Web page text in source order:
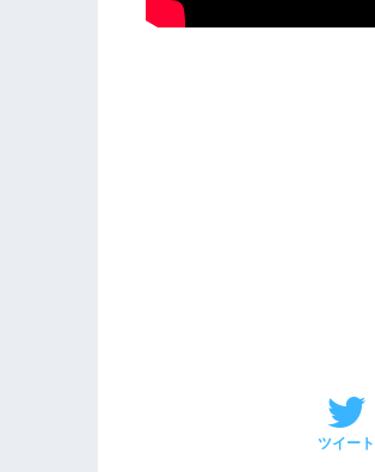
ツイート